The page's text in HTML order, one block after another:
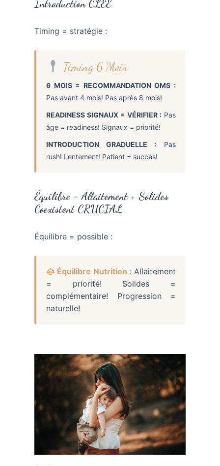
Introduction CLÉE
Timing = stratégie :
Timing 6 Mois
6 MOIS = RECOMMANDATION OMS :
Pas avant 4 mois! Pas après 8 mois!
READINESS SIGNAUX = VÉRIFIER : Pas
âge = readiness! Signaux = priorité!
INTRODUCTION GRADUELLE :Pas
rush! Lentement! Patient = succès!
Équilibre = Allaitement + Solides
Coexistent CRUCIAL
Équilibre = possible :
Équilibre Nutrition : Allaitement
= priorité! Solides =
complémentaire! Progression =
naturelle!